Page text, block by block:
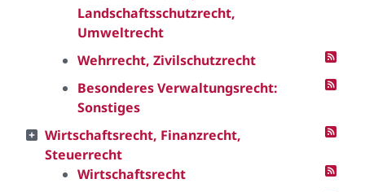
Landschaftsschutzrecht,
Umweltrecht
Wehrrecht, Zivilschutzrecht
Besonderes Verwaltungsrecht:
Sonstiges
Wirtschaftsrecht, Finanzrecht,
Steuerrecht
Wirtschaftsrecht